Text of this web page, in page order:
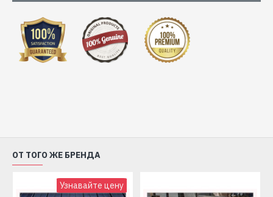
ОТ ТОГО ЖЕ БРЕНДА
Узнавайте цену